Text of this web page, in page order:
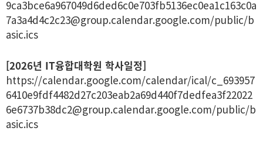
9ca3bce6a967049d6ded6c0e703fb5136ec0ea1c163c0a
7a3a4d4c2c23@group.calendar.google.com/public/b
asic.ics
[2026년 IT융합대학원 학사일정]
https://calendar.google.com/calendar/ical/c_693957
6410e9fdf4482d27c203eab2a69d440f7dedfea3f22022
6e6737b38dc2@group.calendar.google.com/public/b
asic.ics